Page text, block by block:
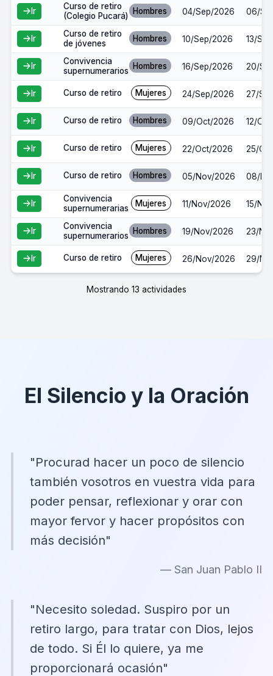
Ir
Curso de retiro
(Colegio Pucará) Hombres 04/Sep/2026 06/
Ir
Curso de retiro
de jóvenes
Hombres 10/Sep/2026 13/
Ir
Convivencia
supernumerarios Hombres 16/Sep/2026 20/
Ir Curso de retiro Mujeres 24/Sep/2026 27/
Ir Curso de retiro Hombres 09/Oct/2026 12/
Ir Curso de retiro Mujeres 22/Oct/2026 25/
Ir Curso de retiro Hombres 05/Nov/2026 08/
Ir
Convivencia
supernumerarias
Mujeres 11/Nov/2026 15/
Ir
Convivencia
supernumerarios Hombres 19/Nov/2026 23/
Ir Curso de retiro Mujeres 26/Nov/2026 29/
Mostrando 13 actividades
El Silencio y la Oración
"Procurad hacer un poco de silencio
también vosotros en vuestra vida para
poder pensar, reflexionar y orar con
mayor fervor y hacer propósitos con
más decisión"
— San Juan Pablo II
"Necesito soledad. Suspiro por un
retiro largo, para tratar con Dios, lejos
de todo. Si Él lo quiere, ya me
proporcionará ocasión"